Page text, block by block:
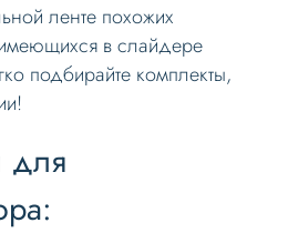
ленте похожих
в слайдере
подбирайте комплекты,
для